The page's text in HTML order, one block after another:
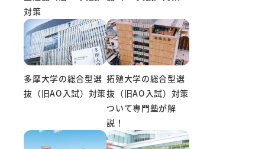
対策
多摩大学の総合型選
抜（旧AO入試）対策
拓殖大学の総合型選
抜（旧AO入試）対策
ついて専門塾が解
説！